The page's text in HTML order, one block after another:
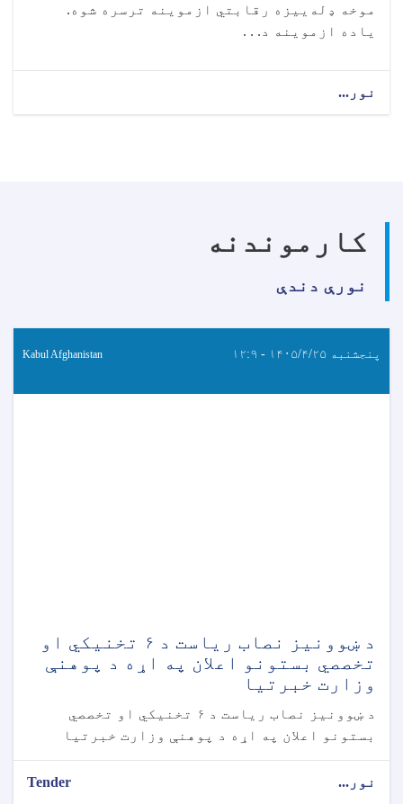
موخه ډله‌ییزه رقابتي ازموینه ترسره شوه.
ياده ازموینه د. . .
نور...
کارموندنه
نورې دندې
پنجشنبه ۱۴۰۵/۴/۲۵ - ۱۲:۹ Kabul Afghanistan
د ښوونیز نصاب ریاست د ۶ تخنیکي او
تخصصي بستونو اعلان په اړه د پوهنې
وزارت خبرتیا
د ښوونیز نصاب ریاست د ۶ تخنیکي او تخصصي
بستونو اعلان په اړه د پوهنې وزارت خبرتیا
نور... Tender